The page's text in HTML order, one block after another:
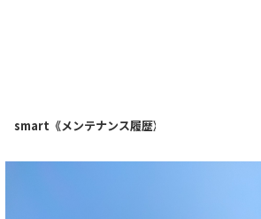
i-smart《メンテナンス履歴》